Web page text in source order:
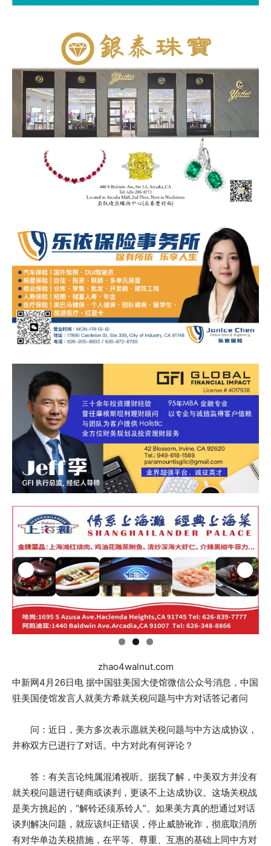
zhao4walnut.com
中新网4月26日电 据中国驻美国大使馆微信公众号消息，中国
驻美国使馆发言人就美方希就关税问题与中方对话答记者问
问：近日，美方多次表示愿就关税问题与中方达成协议，
并称双方已进行了对话。中方对此有何评论？
答：有关言论纯属混淆视听。据我了解，中美双方并没有
就关税问题进行磋商或谈判，更谈不上达成协议。这场关税战
是美方挑起的，“解铃还须系铃人”。如果美方真的想通过对话
谈判解决问题，就应该纠正错误，停止威胁讹诈，彻底取消所
有对华单边关税措施，在平等、尊重、互惠的基础上同中方对